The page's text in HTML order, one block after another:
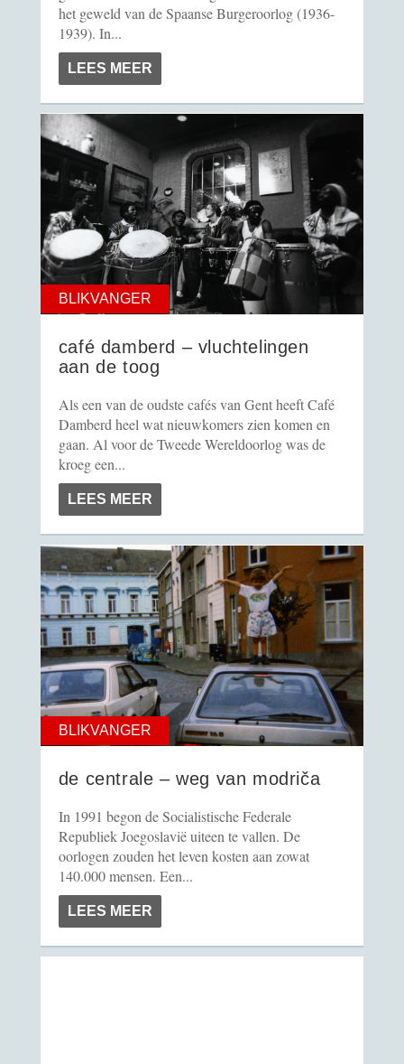
het geweld van de Spaanse Burgeroorlog (1936-
1939). In...
LEES MEER
BLIKVANGER
café damberd – vluchtelingen
aan de toog
Als een van de oudste cafés van Gent heeft Café
Damberd heel wat nieuwkomers zien komen en
gaan. Al voor de Tweede Wereldoorlog was de
kroeg een...
LEES MEER
BLIKVANGER
de centrale – weg van modriča
In 1991 begon de Socialistische Federale
Republiek Joegoslavië uiteen te vallen. De
oorlogen zouden het leven kosten aan zowat
140.000 mensen. Een...
LEES MEER